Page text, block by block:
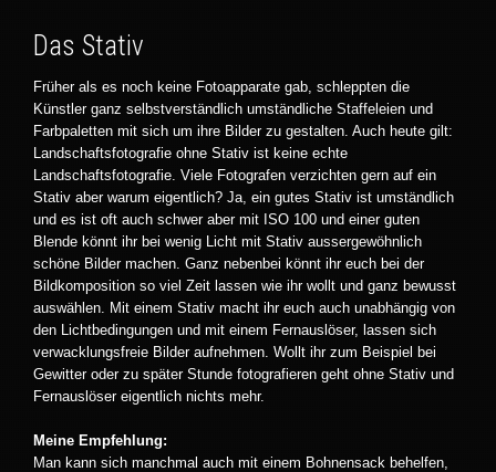
Das Stativ
Früher als es noch keine Fotoapparate gab, schleppten die
Künstler ganz selbstverständlich umständliche Staffeleien und
Farbpaletten mit sich um ihre Bilder zu gestalten. Auch heute gilt:
Landschaftsfotografie ohne Stativ ist keine echte
Landschaftsfotografie. Viele Fotografen verzichten gern auf ein
Stativ aber warum eigentlich? Ja, ein gutes Stativ ist umständlich
und es ist oft auch schwer aber mit ISO 100 und einer guten
Blende könnt ihr bei wenig Licht mit Stativ aussergewöhnlich
schöne Bilder machen. Ganz nebenbei könnt ihr euch bei der
Bildkomposition so viel Zeit lassen wie ihr wollt und ganz bewusst
auswählen. Mit einem Stativ macht ihr euch auch unabhängig von
den Lichtbedingungen und mit einem Fernauslöser, lassen sich
verwacklungsfreie Bilder aufnehmen. Wollt ihr zum Beispiel bei
Gewitter oder zu später Stunde fotografieren geht ohne Stativ und
Fernauslöser eigentlich nichts mehr.
Meine Empfehlung:
Man kann sich manchmal auch mit einem Bohnensack behelfen,